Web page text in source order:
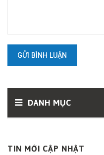
DANH MỤC
TIN MỚI CẬP NHẬT
GỬI BÌNH LUẬN